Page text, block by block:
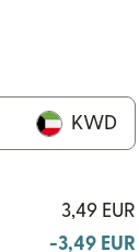
KWD
3,49 EUR
-3,49 EUR